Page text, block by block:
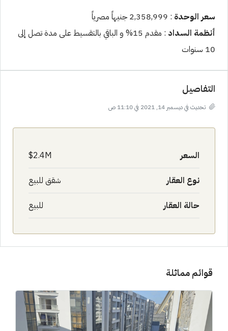
سعر الوحدة : 2,358,999 جنيهاً مصرياً
أنظمة السداد
: مقدم 15% و الباقي بالتقسيط على مدة تصل إلى
10 سنوات
التفاصيل
تحديث في ديسمبر 14, 2021 في 11:10 ص
السعر 2.4M$
نوع العقار شقق للبيع
حالة العقار للبيع
قوائم مماثلة